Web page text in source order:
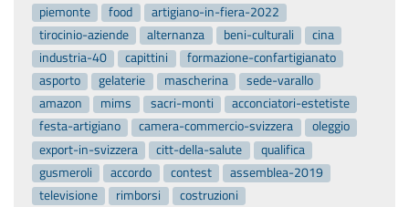
piemonte
food
artigiano-in-fiera-2022
tirocinio-aziende
alternanza beni-culturali
cina
industria-40
capittini
formazione-confartigianato
asporto
gelaterie mascherina
sede-varallo
amazon
mims sacri-monti
acconciatori-estetiste
festa-artigiano
camera-commercio-svizzera
oleggio
export-in-svizzera
citt-della-salute
qualifica
gusmeroli
accordo contest
assemblea-2019
televisione
rimborsi
costruzioni